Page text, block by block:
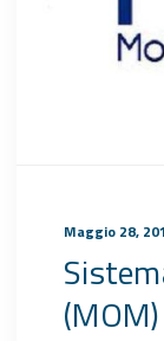
Maggio 28,
(MOM)